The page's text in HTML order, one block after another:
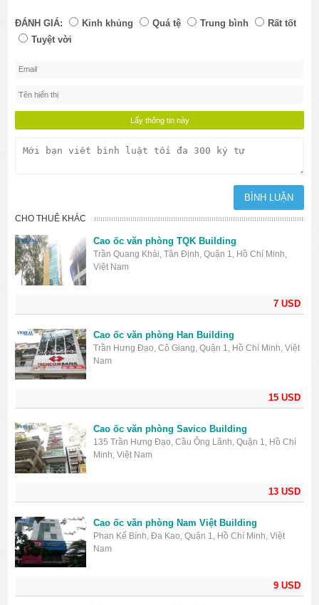
ĐÁNH GIÁ: Kinh khủng Quá tệ Trung bình
Rất tốt
Tuyệt vời
CHO THUÊ KHÁC
7 USD
Cao ốc văn phòng TQK Building
Trần Quang Khải, Tân Định, Quận 1, Hồ Chí Minh,
Việt Nam
15 USD
Cao ốc văn phòng Han Building
Trần Hưng Đạo, Cô Giang, Quận 1, Hồ Chí Minh, Việt
Nam
13 USD
Cao ốc văn phòng Savico Building
135 Trần Hưng Đạo, Cầu Ông Lãnh, Quận 1, Hồ Chí
Minh, Việt Nam
9 USD
Cao ốc văn phòng Nam Việt Building
Phan Kế Bính, Đa Kao, Quận 1, Hồ Chí Minh, Việt
Nam